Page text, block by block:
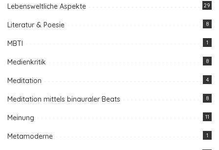
Lebensweltliche Aspekte 29
Literatur & Poesie 8
MBTI 1
Medienkritik 8
Meditation 4
Meditation mittels binauraler Beats 8
Meinung 11
Metamoderne 1